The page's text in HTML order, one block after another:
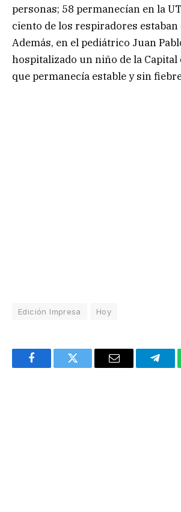
personas; 58 permanecían en la
ciento de los respiradores estaban
Además, en el pediátrico Juan
hospitalizado un niño de la Capital
que permanecía estable y sin
Edición Impresa Hoy
FacebookTwitter Email